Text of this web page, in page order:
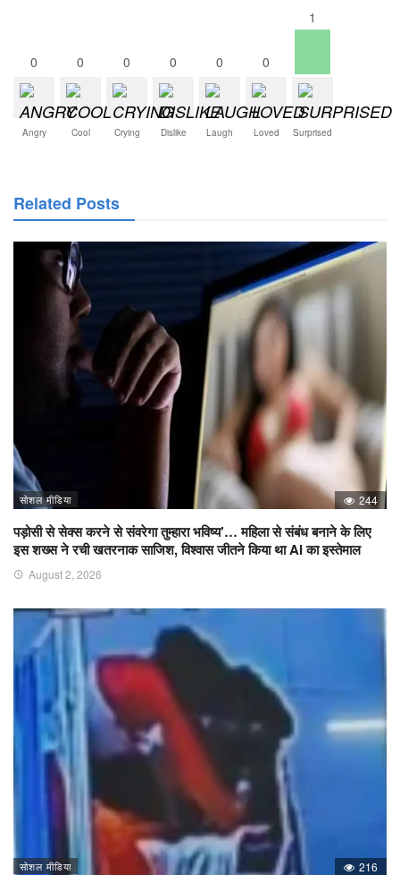
0
Angry
0
Cool
0
Crying
0
Dislike
0
Laugh
0
Loved
1
Surprised
Related Posts
सोशल मीडिया 244
पड़ोसी से सेक्स करने से संवरेगा तुम्हारा भविष्य’… महिला से संबंध बनाने के लिए
इस शख्स ने रची खतरनाक साजिश, विश्वास जीतने किया था AI का इस्तेमाल
August 2, 2026
सोशल मीडिया 216